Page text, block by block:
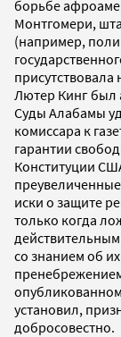
борьбе
Монтгомери,
(например,
Лютер Кинг был
Суды Алабамы
комиссара к
гарантии
Конституции
иски о защите
только когда
со знанием об
установил,
добросовестно.